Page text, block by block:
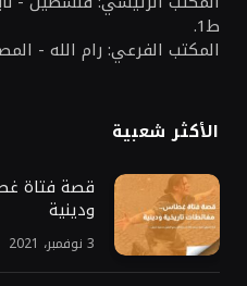
ط1.
المكتب الفرعي: رام الله -
الأكثر شعبية
قصة فتاة
ودينية
3 نوفمبر، 2021